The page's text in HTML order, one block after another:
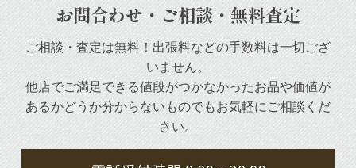
お問合わせ・ご相談・無料査定
ご相談・査定は無料！出張料などの手数料は一切ござ
いません。
他店でご満足できる値段がつかなかったお品や価値が
あるかどうか分からないものでもお気軽にご相談くだ
さい。